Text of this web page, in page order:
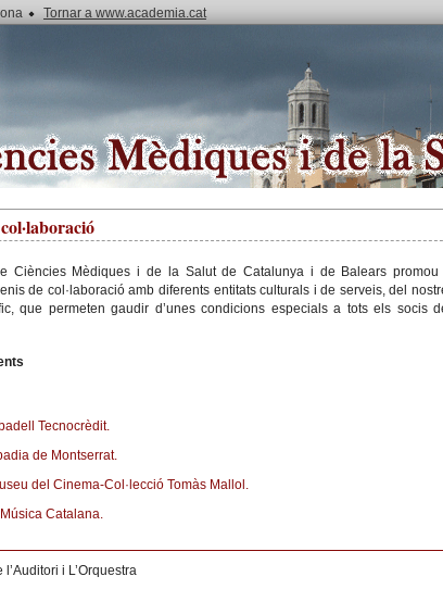
Tornar a www.academia.cat
Ciències Mèdiques i de la Salut de Catalunya i de Balears promou
de col·laboració amb diferents entitats culturals i de serveis, del
que permeten gaudir d’unes condicions especials a tots els socis
Tecnocrèdit.
de Montserrat.
del Cinema-Col·lecció Tomàs Mallol.
Catalana.
l’Auditori i L’Orquestra